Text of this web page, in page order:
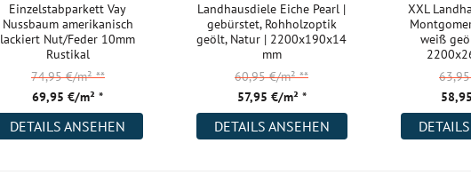
Einzelstabparkett Vay
Nussbaum amerikanisch
lackiert Nut/Feder 10mm
Rustikal
69,95 €/m² *
74,95 €/m²**
DETAILS ANSEHEN
Landhausdiele Eiche Pearl |
gebürstet, Rohholzoptik
geölt, Natur | 2200x190x14
mm
57,95 €/m² *
60,95 €/m²**
DETAILS ANSEHEN
XXL
weiß